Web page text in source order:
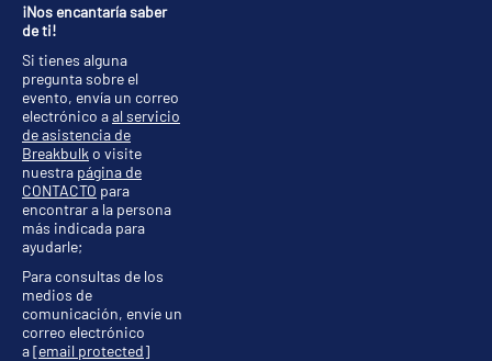
¡Nos encantaría saber
de ti!
Si tienes alguna
pregunta sobre el
evento, envía un correo
electrónico aal servicio
de asistencia de
Breakbulk o visite
nuestra página de
CONTACTO para
encontrar a la persona
más indicada para
ayudarle;
Para consultas de los
medios de
comunicación, envíe un
correo electrónico
a[email protected]